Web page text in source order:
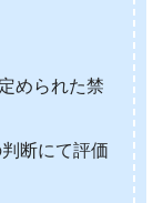
められた禁
断にて評価